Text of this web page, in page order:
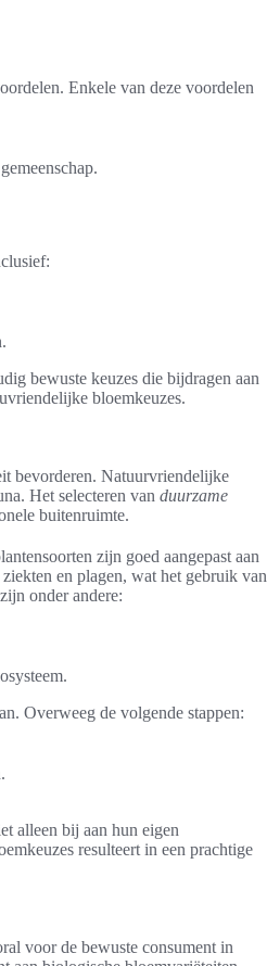
Enkele van deze voordelen
bewuste keuzes die bijdragen aan
bloemkeuzes.
bevorderen. Natuurvriendelijke
Het selecteren van duurzame
buitenruimte.
zijn goed aangepast aan
en plagen, wat het gebruik van
onder andere:
Overweeg de volgende stappen:
alleen bij aan hun eigen
resulteert in een prachtige
voor de bewuste consument in